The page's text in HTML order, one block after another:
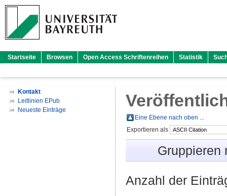
Startseite Browsen Open Access Schriftenreihen Statistik
Kontakt
Leitlinien EPub
Neueste Einträge
Eine Ebene nach oben ...
Exportieren als
Anzahl der